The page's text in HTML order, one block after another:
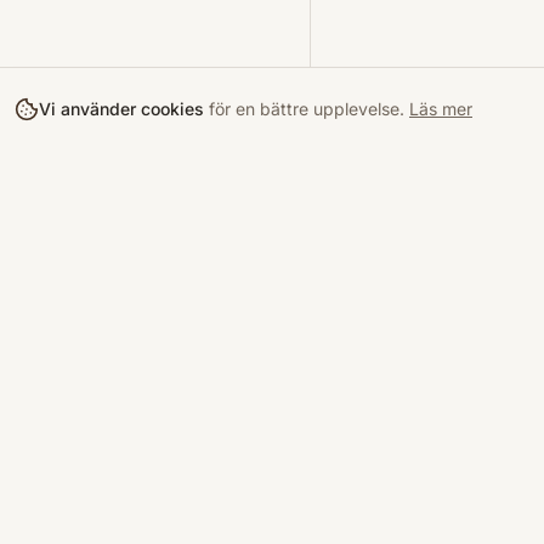
Vi använder cookies för en bättre upplevelse. Läs mer